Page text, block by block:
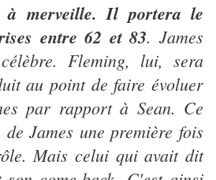
merveille. Il portera le
entre 62 et 83. James
Fleming, lui, sera
au point de faire évoluer
par rapport à Sean. Ce
James une première fois
Mais celui qui avait dit